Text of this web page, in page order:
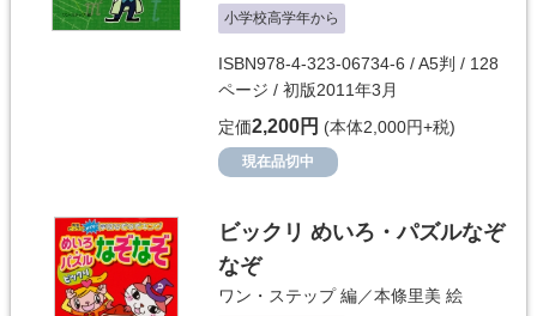
小学校高学年から
ISBN978-4-323-06734-6 / A5判 / 128
ページ / 初版2011年3月
定価2,200円 (本体2,000円+税)
現在品切中
ビックリ めいろ・パズルなぞ
なぞ
ワン・ステップ編／本條里美 絵